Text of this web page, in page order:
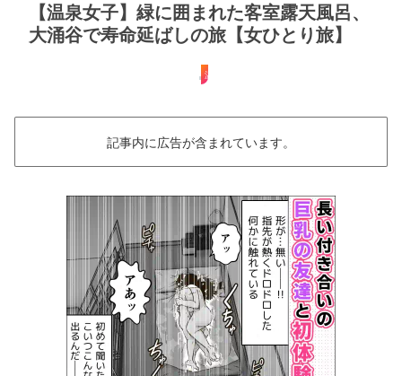
【温泉女子】緑に囲まれた客室露天風呂、
大涌谷で寿命延ばしの旅【女ひとり旅】
温泉女子
記事内に広告が含まれています。